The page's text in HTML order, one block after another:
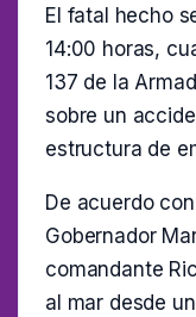
El fatal hecho
14:00 horas,
137 de la
sobre un
estructura de
De acuerdo
Gobernador
comandante
al mar desde